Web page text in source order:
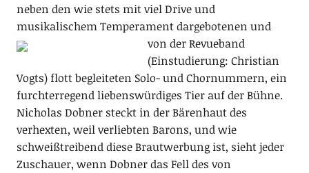
neben den wie stets mit viel Drive und
musikalischem Temperamentdargebotenen und
von der Revueband
(Einstudierung: Christian
Vogts) flott begleiteten Solo- und Chornummern, ein
furchterregend liebenswürdiges Tier auf der Bühne.
Nicholas Dobner steckt in der Bärenhaut des
verhexten, weil verliebten Barons, und wie
schweißtreibend diese Brautwerbung ist, sieht jeder
Zuschauer, wenn Dobner das Fell des von